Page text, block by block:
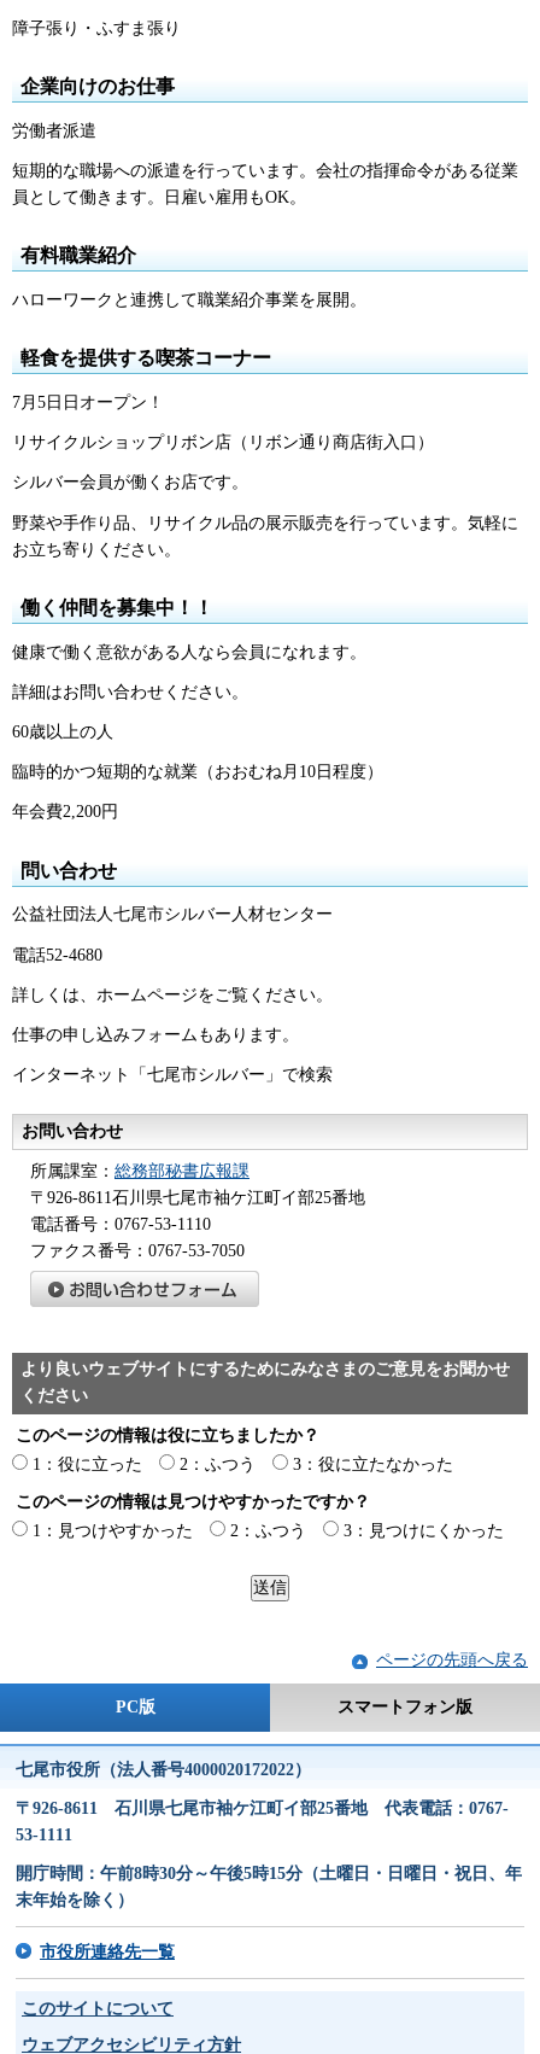
障子張り・ふすま張り
企業向けのお仕事
労働者派遣
短期的な職場への派遣を行っています。会社の指揮命令がある従業
員として働きます。日雇い雇用もOK。
有料職業紹介
ハローワークと連携して職業紹介事業を展開。
軽食を提供する喫茶コーナー
7月5日日オープン！
リサイクルショップリボン店（リボン通り商店街入口）
シルバー会員が働くお店です。
野菜や手作り品、リサイクル品の展示販売を行っています。気軽に
お立ち寄りください。
働く仲間を募集中！！
健康で働く意欲がある人なら会員になれます。
詳細はお問い合わせください。
60歳以上の人
臨時的かつ短期的な就業（おおむね月10日程度）
年会費2,200円
問い合わせ
公益社団法人七尾市シルバー人材センター
電話52-4680
詳しくは、ホームページをご覧ください。
仕事の申し込みフォームもあります。
インターネット「七尾市シルバー」で検索
お問い合わせ
所属課室： 総務部秘書広報課
〒926-8611石川県七尾市袖ケ江町イ部25番地
電話番号：0767-53-1110
ファクス番号：0767-53-7050
より良いウェブサイトにするためにみなさまのご意見をお聞かせ
ください
このページの情報は役に立ちましたか？
1：役に立った
2：ふつう 3：役に立たなかった
このページの情報は見つけやすかったですか？
1：見つけやすかった
2：ふつう 3：見つけにくかった
ページの先頭へ戻る
PC版 スマートフォン版
七尾市役所（法人番号4000020172022）
〒926-8611 石川県七尾市袖ケ江町イ部25番地 代表電話：0767-
53-1111
開庁時間：午前8時30分～午後5時15分（土曜日・日曜日・祝日、年
末年始を除く）
市役所連絡先一覧
このサイトについて
ウェブアクセシビリティ方針